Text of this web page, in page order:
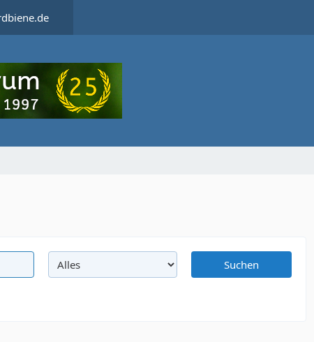
Suchen